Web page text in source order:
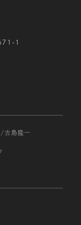
ベントのご
ため。
供のため。
止
除き、個人
ために当社
確保のため
1
/古島隆一